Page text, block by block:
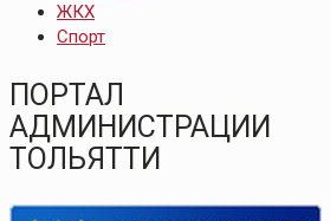
ЖКХ
Спорт
ПОРТАЛ
АДМИНИСТРАЦИИ
ТОЛЬЯТТИ